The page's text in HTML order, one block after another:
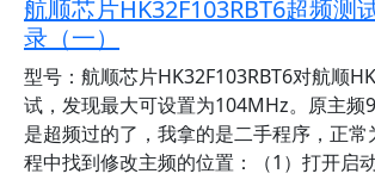
航顺芯片HK32F103RBT6超频测
录（一）
型号：航顺芯片HK32F103RBT6对航顺
试，发现最大可设置为104MHz。原主频
是超频过的了，我拿的是二手程序，正
程中找到修改主频的位置：（1）打开启